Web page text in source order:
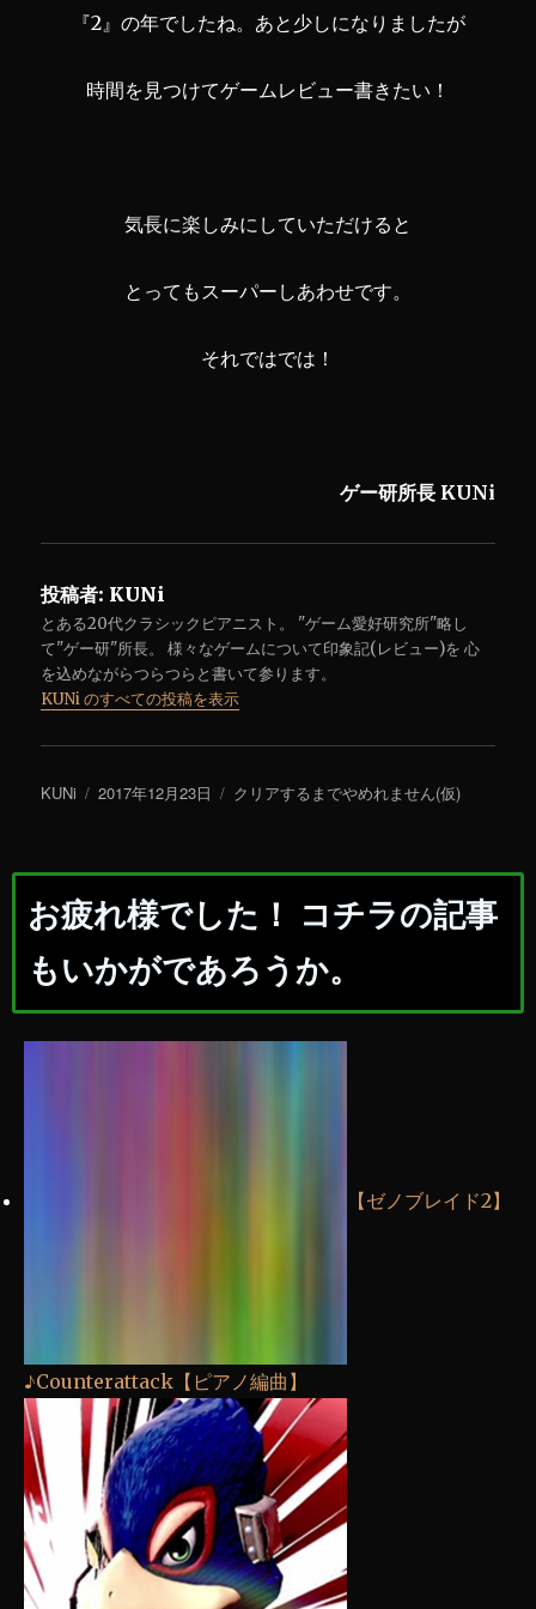
『2』の年でしたね。あと少しになりましたが
時間を見つけてゲームレビュー書きたい！
気長に楽しみにしていただけると
とってもスーパーしあわせです。
それではでは！
ゲー研所長 KUNi
投稿者: KUNi
とある20代クラシックピアニスト。 "ゲーム愛好研究所"略し
て"ゲー研"所長。 様々なゲームについて印象記(レビュー)を 心
を込めながらつらつらと書いて参ります。
KUNi のすべての投稿を表示
投
KUNi
投
2017年12月23日
カ
リ
クリアするまでやめれません(仮)
お疲れ様でした！ コチラの記事
もいかがであろうか。
【ゼノブレイド2】
♪Counterattack【ピアノ編曲】